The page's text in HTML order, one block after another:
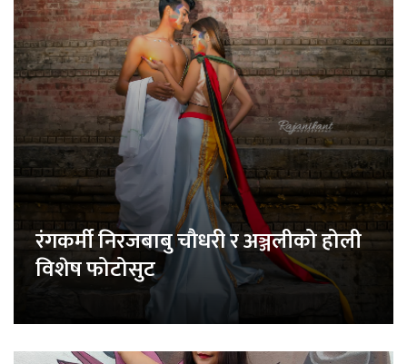
रंगकर्मी निरजबाबु चौधरी र अञ्जलीको होली
विशेष फोटोसुट